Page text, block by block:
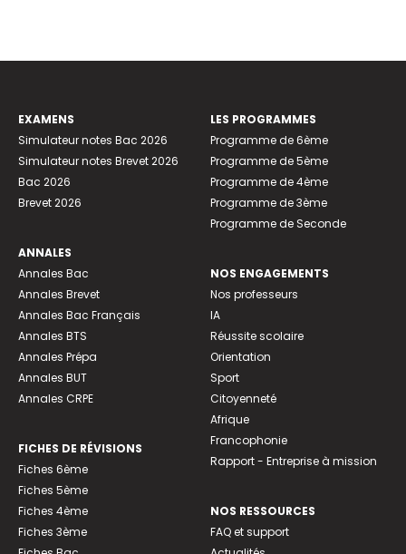
EXAMENS
Simulateur notes Bac 2026
Simulateur notes Brevet 2026
Bac 2026
Brevet 2026
ANNALES
Annales Bac
Annales Brevet
Annales Bac Français
Annales BTS
Annales Prépa
Annales BUT
Annales CRPE
FICHES DE RÉVISIONS
Fiches 6ème
Fiches 5ème
Fiches 4ème
Fiches 3ème
LES PROGRAMMES
Programme de 6ème
Programme de 5ème
Programme de 4ème
Programme de 3ème
Programme de Seconde
NOS ENGAGEMENTS
Nos professeurs
IA
Réussite scolaire
Orientation
Sport
Citoyenneté
Afrique
Francophonie
Rapport - Entreprise à mission
NOS RESSOURCES
FAQ et support